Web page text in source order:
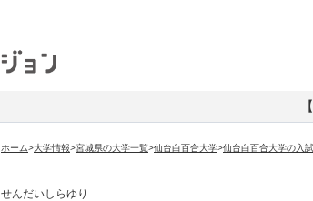
ホーム>大学情報>宮城県の大学一覧>仙台白百合大学>仙台白百合大学の入試
せんだいしらゆり